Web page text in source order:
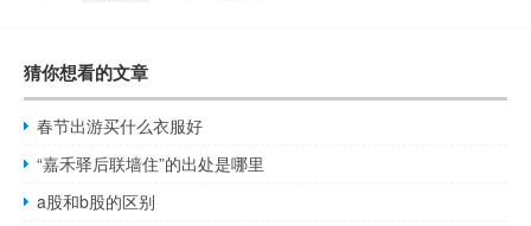
猜你想看的文章
春节出游买什么衣服好
“嘉禾驿后联墙住”的出处是哪里
a股和b股的区别